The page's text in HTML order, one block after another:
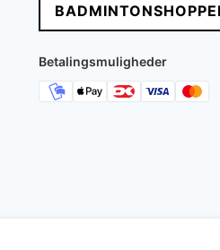
Betalingsmuligheder